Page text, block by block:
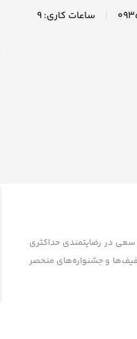
ساعات کاری: 9
سعی در رضایتمندی حداکثری
فروش، تخفیف‌ها و جشنواره‌های منحصر
رضایت مشتریان، همواره